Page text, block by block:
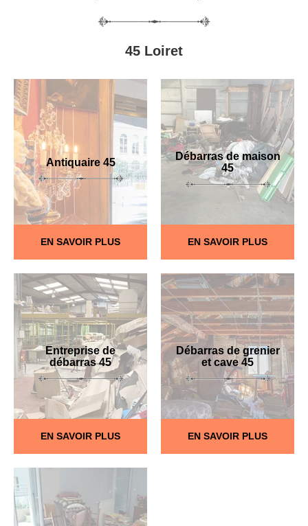
45 Loiret
Antiquaire 45
EN SAVOIR PLUS
Débarras de maison
45
EN SAVOIR PLUS
Entreprise de
débarras 45
EN SAVOIR PLUS
Débarras de grenier
et cave 45
EN SAVOIR PLUS